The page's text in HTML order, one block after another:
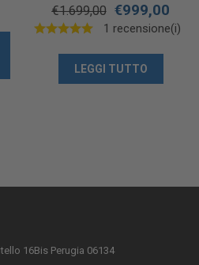
€1.699,00 €999,00
1 recensione(i)
LEGGI TUTTO
16Bis Perugia 06134